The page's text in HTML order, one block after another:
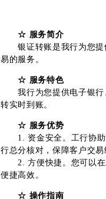
☆ 服务简介
银证转账是我行为您提
易的服务。
☆ 服务特色
我行为您提供电子银行
转实时到账。
☆ 服务优势
1. 资金安全。工行协助
行总分核对，保障客户交
2. 方便快捷。您可以在
便捷高效。
☆ 操作指南